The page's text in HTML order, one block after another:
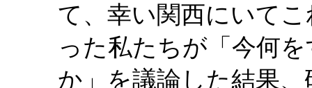
て、幸い関西にいて
った私たちが「今何
か」を議論した結果